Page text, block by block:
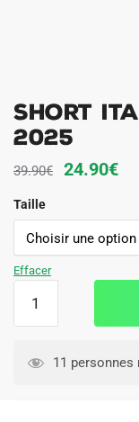
Short
2025
39.90€
Le
initial
était :
24.90€Le
est :
Taille
Effacer
Italie
11 personnes